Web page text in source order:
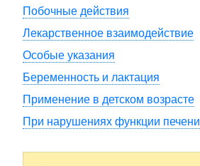
Побочные действия
Лекарственное взаимодействие
Особые указания
Беременность и лактация
Применение в детском возрасте
При нарушениях функции печени